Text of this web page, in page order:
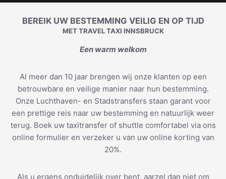
BEREIK UW BESTEMMING VEILIG EN OP TIJD
MET TRAVEL TAXI INNSBRUCK
Een warm welkom
Al meer dan 10 jaar brengen wij onze klanten op een
betrouwbare en veilige manier naar hun bestemming.
Onze Luchthaven- en Stadstransfers staan garant voor
een prettige reis naar uw bestemming en natuurlijk weer
terug. Boek uw taxitransfer of shuttle comfortabel via ons
online formulier en verzeker u van uw online korting van
20%.
Als u ergens onduidelijk over bent, aarzel dan niet om